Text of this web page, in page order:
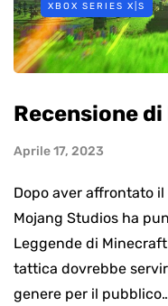
XBOX SERIES X|S
Recensione
Aprile 17, 2023
Dopo aver affrontato
Mojang Studios ha
Leggende di
tattica dovrebbe
genere per il